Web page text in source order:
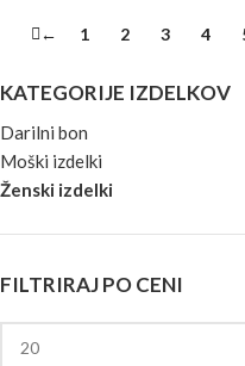
KATEGORIJE IZDELKOV
Darilni bon
Moški izdelki
Ženski izdelki
FILTRIRAJ PO CENI
← 1 2 3 4